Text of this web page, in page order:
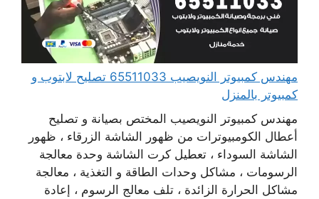
مهندس كمبيوتر النويصيب 65511033 تصليح لابتوب و
كمبيوتر بالمنزل
مهندس كمبيوتر النويصيب المختص بصيانة و تصليح
أعطال الكومبيوترات من ظهور الشاشة الزرقاء ، ظهور
الشاشة السوداء ، تعطيل كرت الشاشة وحدة معالجة
الرسومات ، مشاكل وحدات الطاقة و التغذية ، معالجة
مشاكل الحرارة الزائدة ، تلف معالج الرسوم ، إعادة